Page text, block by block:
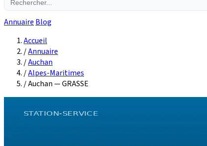
Annuaire Blog
Accueil
/Annuaire
/Auchan
/Alpes-Maritimes
/Auchan — GRASSE